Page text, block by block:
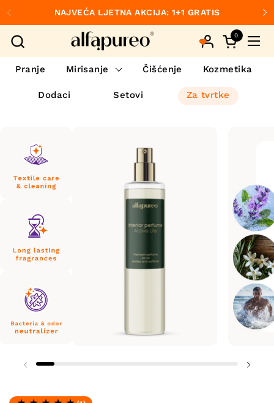
Preskoči na sadržaj
Prethodno
NAJVEĆA LJETNA AKCIJA: 1+1 GRATIS
Otvori
0
Pranje Mirisanje Čišćenje Kozmetika
Dodaci Setovi Za tvrtke